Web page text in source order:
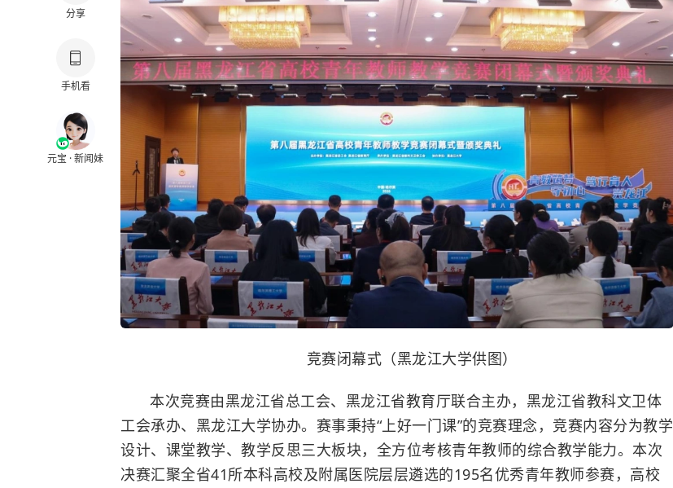
分享
手机看
元宝 · 新闻妹
竞赛闭幕式（黑龙江大学供图）
本次竞赛由黑龙江省总工会、黑龙江省教育厅联合主办，黑龙江省教科文卫体
工会承办、黑龙江大学协办。赛事秉持“上好一门课”的竞赛理念，竞赛内容分为教学
设计、课堂教学、教学反思三大板块，全方位考核青年教师的综合教学能力。本次
决赛汇聚全省41所本科高校及附属医院层层遴选的195名优秀青年教师参赛，高校